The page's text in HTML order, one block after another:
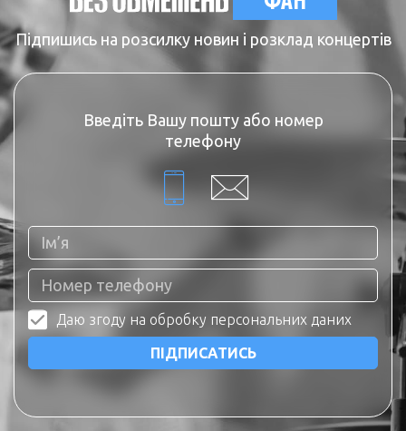
Підпишись на розсилку новин і розклад концертів
Введіть Вашу пошту або номер
телефону
Даю згоду на обробку персональних даних